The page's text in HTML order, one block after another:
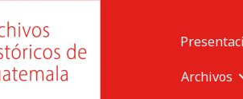
Archivos